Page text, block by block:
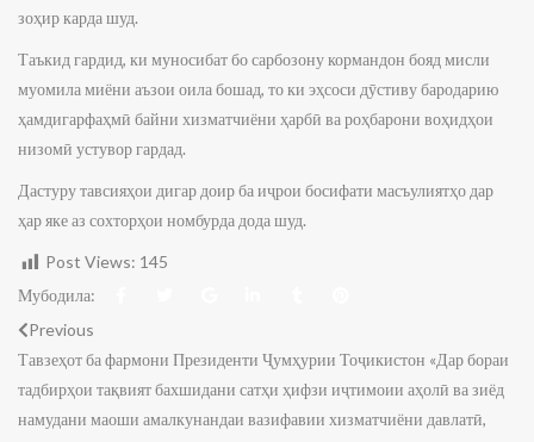
зоҳир карда шуд.
Таъкид гардид, ки муносибат бо сарбозону кормандон бояд мисли
муомила миёни аъзои оила бошад, то ки эҳсоси дӯстиву бародарию
ҳамдигарфаҳмӣ байни хизматчиёни ҳарбӣ ва роҳбарони воҳидҳои
низомӣ устувор гардад.
Дастуру тавсияҳои дигар доир ба иҷрои босифати масъулиятҳо дар
ҳар яке аз сохторҳои номбурда дода шуд.
Post Views: 145
Мубодила:
Previous
Тавзеҳот ба фармони Президенти Ҷумҳурии Тоҷикистон «Дар бораи
тадбирҳои тақвият бахшидани сатҳи ҳифзи иҷтимоии аҳолӣ ва зиёд
намудани маоши амалкунандаи вазифавии хизматчиёни давлатӣ,